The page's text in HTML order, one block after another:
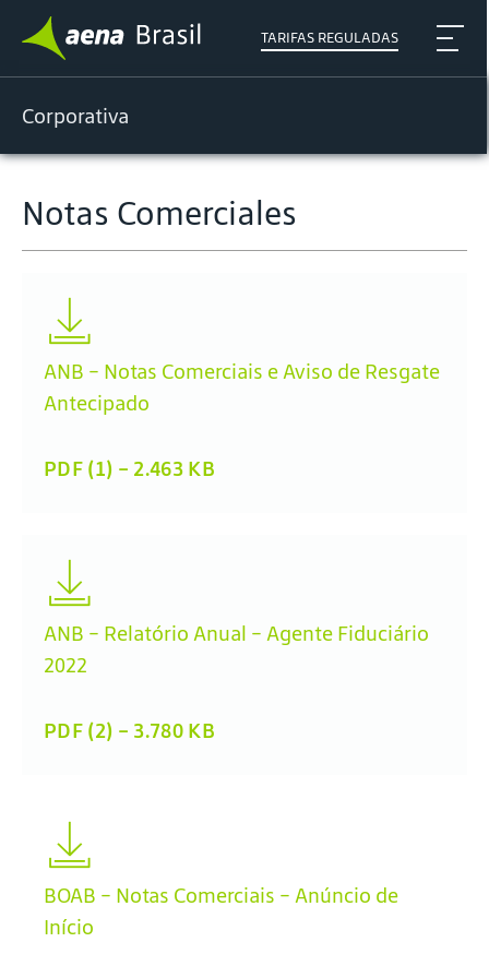
TARIFAS REGULADAS
Corporativa
Notas Comerciales
ANB - Notas Comerciais e Aviso de Resgate
Antecipado
PDF (1) - 2.463 KB
ANB - Relatório Anual - Agente Fiduciário
2022
PDF (2) - 3.780 KB
BOAB - Notas Comerciais - Anúncio de
Início